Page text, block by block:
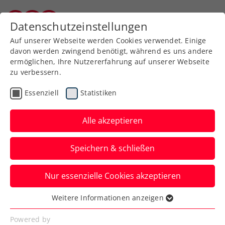
Zurück zur Newsübersicht
Turniere
Das Upper Austria Ladies
Linz lässt die
Tennismütter hochleben
Ab sofort kann man für die 34. Auflage
des WTA-Turniers Muttertags-
Geschenkgutscheine erwerben.
Verfasst von: Presseaussendung / Redaktion, 03.05.2024
Datenschutzeinstellungen
Auf unserer Webseite werden Cookies verwendet. Einige
davon werden zwingend benötigt, während es uns andere
ermöglichen, Ihre Nutzererfahrung auf unserer Webseite
zu verbessern.
Essenziell Statistiken
Alle akzeptieren
Speichern & schließen
Nur essenzielle Cookies akzeptieren
Essenziell
Essenzielle Cookies werden für grundlegende
Weitere Informationen anzeigen
Powered by